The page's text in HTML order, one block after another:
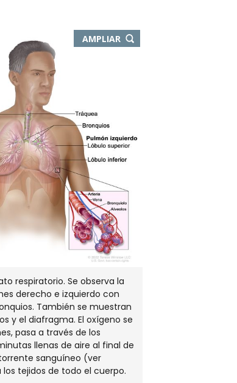
AMPLIAR
ABRE
respiratorio. Se observa la
derecho e izquierdo con
También se muestran
y el diafragma. El oxígeno se
pasa a través de los
llenas de aire al final de
sanguíneo (ver
tejidos de todo el cuerpo.